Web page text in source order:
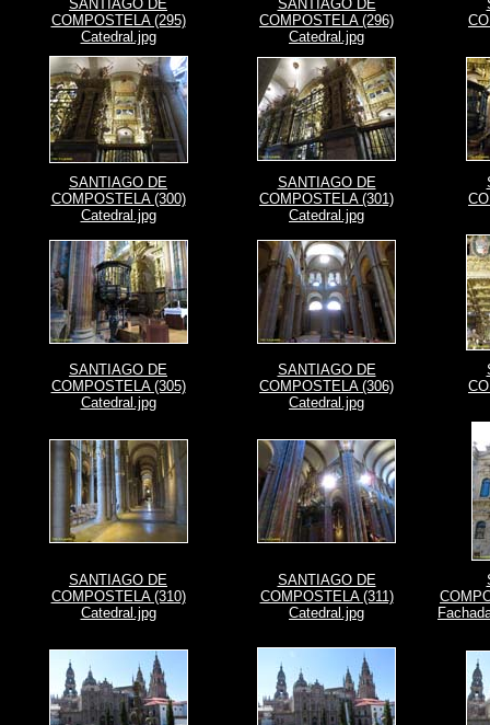
SANTIAGO DE
COMPOSTELA (295)
Catedral.jpg
SANTIAGO DE
COMPOSTELA (296)
Catedral.jpg
SANTIAGO DE
COMPOSTELA (300)
Catedral.jpg
SANTIAGO DE
COMPOSTELA (301)
Catedral.jpg
SANTIAGO DE
COMPOSTELA (305)
Catedral.jpg
SANTIAGO DE
COMPOSTELA (306)
Catedral.jpg
SANTIAGO DE
COMPOSTELA (310)
Catedral.jpg
SANTIAGO DE
COMPOSTELA (311)
Catedral.jpg